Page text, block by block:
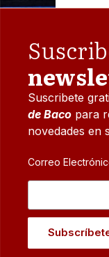
Suscribete
de Baco para
novedades en
Correo